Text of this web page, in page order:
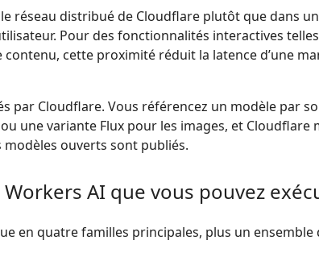
le réseau distribué de Cloudflare plutôt que dans
Pour des fonctionnalités interactives
cette proximité réduit la latence d’une
par Cloudflare. Vous référencez un modèle par
une variante Flux pour les images, et Cloudflare
ouverts sont publiés.
AI que vous pouvez
en quatre familles principales, plus un ensemble